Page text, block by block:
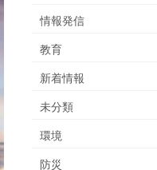
情報発信
教育
新着情報
未分類
環境
防災